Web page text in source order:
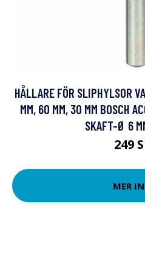
HÅLLARE FÖR SLIPHYLSOR
MM, 60 MM, 30 MM BOSCH
SKAFT-Ø 6
249
MER